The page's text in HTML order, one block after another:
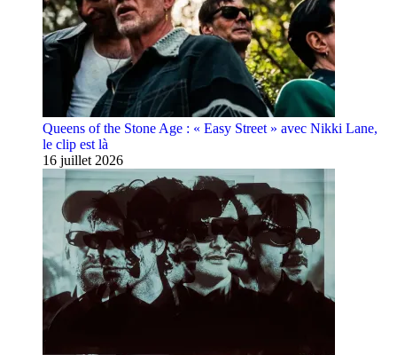
Queens of the Stone Age : « Easy Street » avec Nikki Lane,
le clip est là
16 juillet 2026